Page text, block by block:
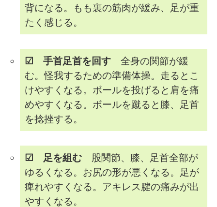
背になる。もも裏の筋肉が緩み、足が重
たく感じる。
☑ 手首足首を回す 全身の関節が緩
む。怪我するための準備体操。走るとこ
けやすくなる。ボールを投げると肩を痛
めやすくなる。ボールを蹴ると膝、足首
を捻挫する。
☑ 足を組む
股関節、膝、足首全部が
ゆるくなる。お尻の形が悪くなる。足が
痺れやすくなる。アキレス腱の痛みが出
やすくなる。